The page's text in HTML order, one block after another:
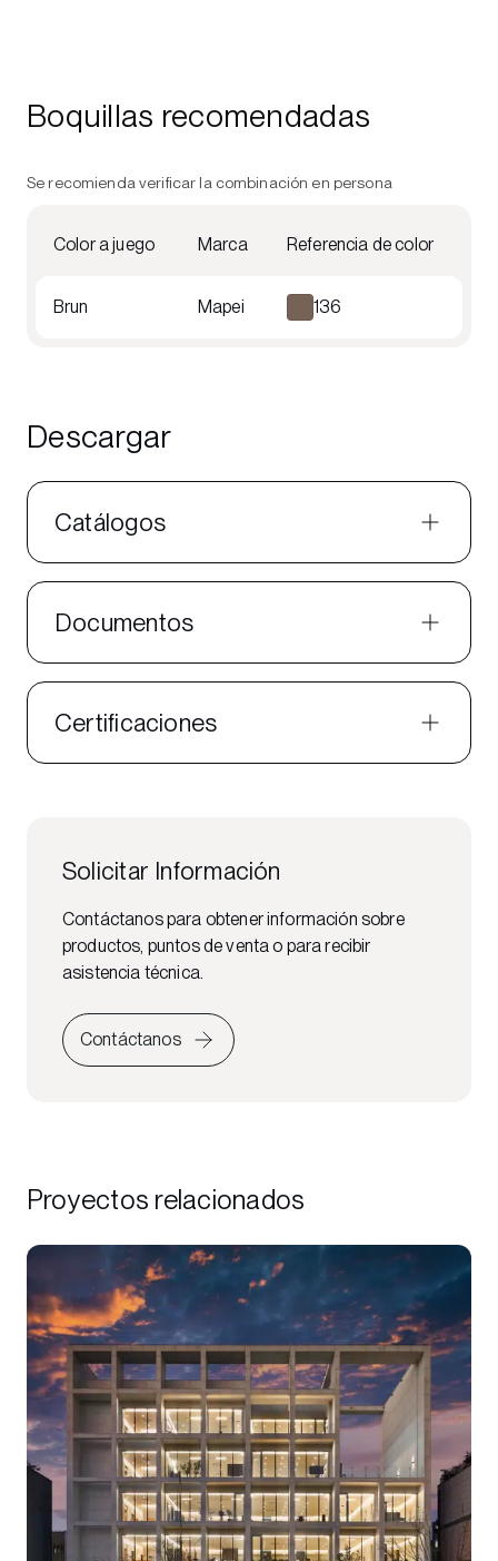
Boquillas recomendadas
Se recomienda verificar la combinación en persona
Color a juego Marca Referencia de color
Brun Mapei 136
Descargar
Catálogos
Documentos
Certificaciones
Solicitar Información
Contáctanos para obtener información sobre
productos, puntos de venta o para recibir
asistencia técnica.
Contáctanos
Proyectos relacionados